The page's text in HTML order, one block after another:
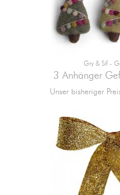
Gry & Sif -
3 Anhänger
Unser bisheriger